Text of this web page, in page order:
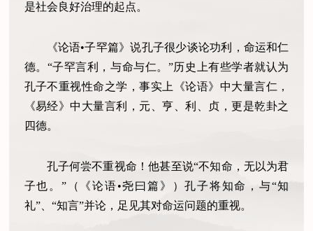
是社会良好治理的起点。
《论语•子罕篇》说孔子很少谈论功利，命运和仁
德。“子罕言利，与命与仁。”历史上有些学者就认为
孔子不重视性命之学，事实上《论语》中大量言仁，
《易经》中大量言利，元、亨、利、贞，更是乾卦之
四德。
孔子何尝不重视命！他甚至说“不知命，无以为君
子也。”（《论语•尧曰篇》）孔子将知命，与“知
礼”、“知言”并论，足见其对命运问题的重视。